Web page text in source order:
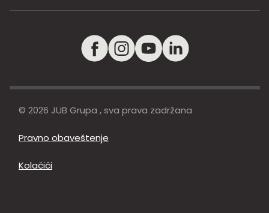
© 2026 JUB Grupa , sva prava zadržana
Pravno obaveštenje
Kolačići